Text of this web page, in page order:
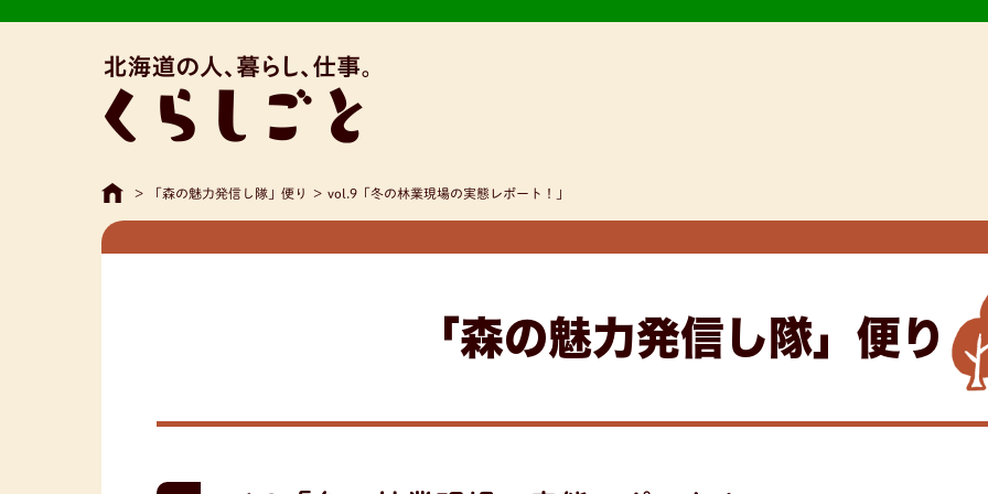
> 「森の魅力発信し隊」便り > vol.9「冬の林業現場の実態レポート！」
「森の魅力発信し隊」便り